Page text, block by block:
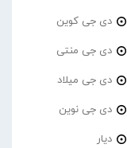
دی جی کوین
دی جی منتی
دی جی میلاد
دی جی نوین
دیار